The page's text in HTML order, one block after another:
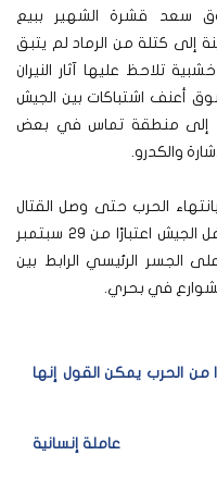
سعد قشرة الشهير ببيع
إلى كتلة من الرماد لم يتبق
تلاحظ عليها آثار النيران
أعنف اشتباكات بين الجيش
إلى منطقة تماس في بعض
والكدرو.
الحرب حتى وصل القتال
مرة أخرى إلى عمق المدينة عندما توغل الجيش اعتبارًا من 29 سبتمبر
على الجسر الرئيسي الرابط بين
في بحري.
بحري بعد 18 شهرًا من الحرب يمكن القول إنها
عاملة إنسانية